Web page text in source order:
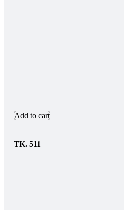
Add to cart
TK. 511